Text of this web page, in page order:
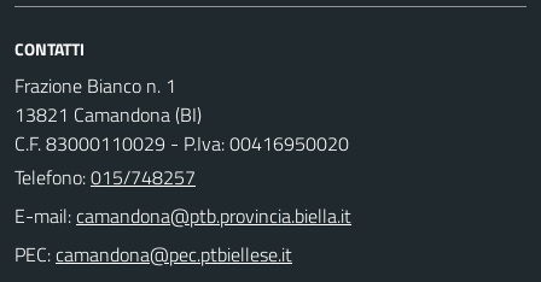
CONTATTI
Frazione Bianco n. 1
13821 Camandona (BI)
C.F. 83000110029 - P.Iva: 00416950020
Telefono:015/748257
E-mail:
PEC: